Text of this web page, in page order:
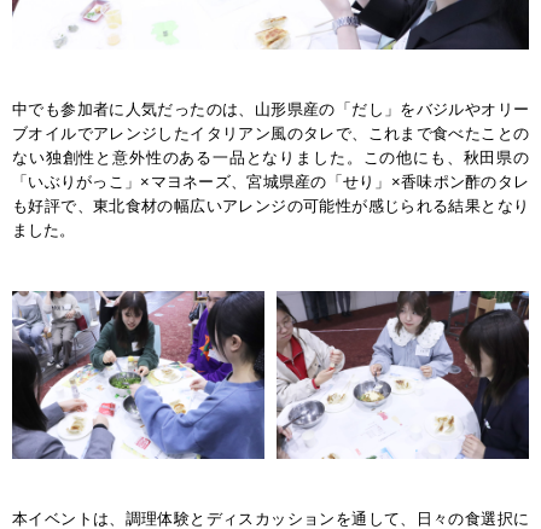
中でも参加者に人気だったのは、山形県産の「だし」をバジルやオリー
ブオイルでアレンジしたイタリアン風のタレで、これまで食べたことの
ない独創性と意外性のある一品となりました。この他にも、秋田県の
「いぶりがっこ」×マヨネーズ、宮城県産の「せり」×香味ポン酢のタレ
も好評で、東北食材の幅広いアレンジの可能性が感じられる結果となり
ました。
本イベントは、調理体験とディスカッションを通して、日々の食選択に